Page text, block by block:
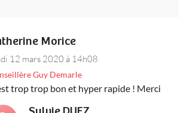
Morice
12 mars 2020 à 14h08
Guy Demarle
trop trop bon et hyper rapide ! Merci